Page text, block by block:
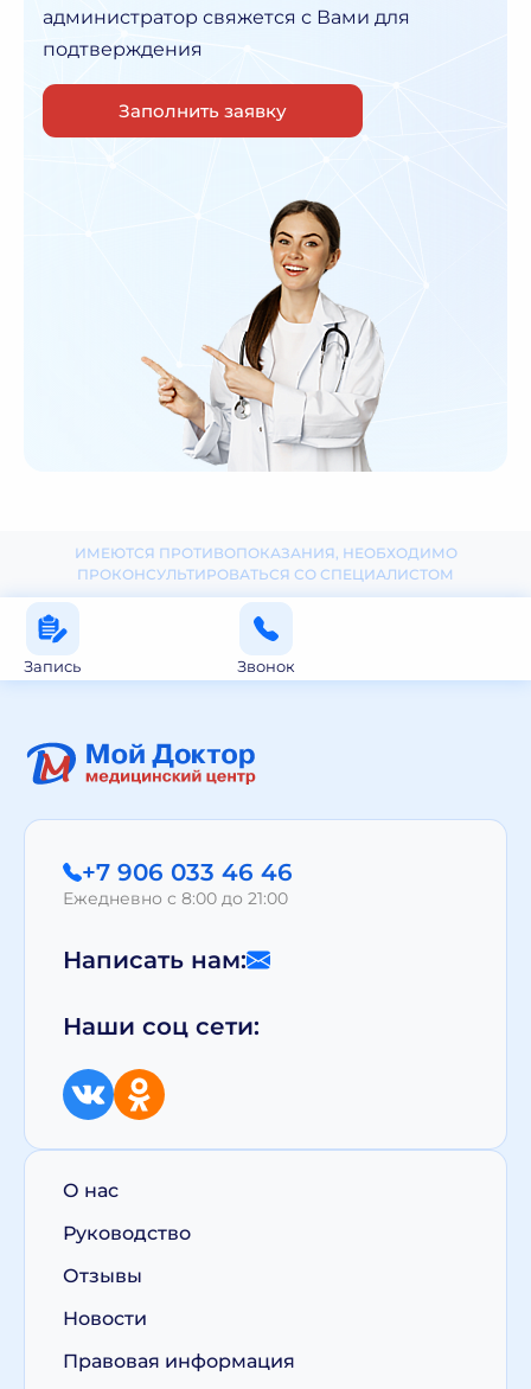
администратор свяжется с Вами для
подтверждения
Заполнить заявку
ИМЕЮТСЯ ПРОТИВОПОКАЗАНИЯ, НЕОБХОДИМО
ПРОКОНСУЛЬТИРОВАТЬСЯ СО СПЕЦИАЛИСТОМ
Запись Звонок
+7 906 033 46 46
Ежедневно с 8:00 до 21:00
Написать нам:
Наши соц сети:
О нас
Руководство
Отзывы
Новости
Правовая информация